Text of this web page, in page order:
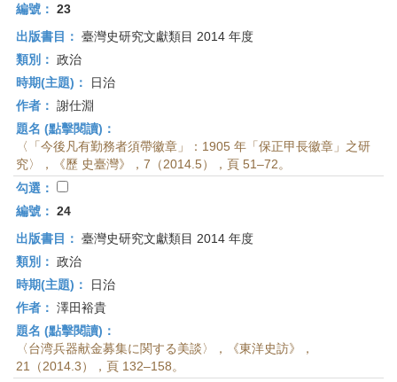
編號： 23
出版書目： 臺灣史研究文獻類目 2014 年度
類別： 政治
時期(主題)：
日治
作者： 謝仕淵
題名 (點擊閱讀)：
〈「今後凡有勤務者須帶徽章」：1905 年「保正甲長徽章」之研
究〉，《歷 史臺灣》，7（2014.5），頁 51–72。
勾選：
編號： 24
出版書目： 臺灣史研究文獻類目 2014 年度
類別： 政治
時期(主題)：
日治
作者： 澤田裕貴
題名 (點擊閱讀)：
〈台湾兵器献金募集に関する美談〉，《東洋史訪》，
21（2014.3），頁 132–158。